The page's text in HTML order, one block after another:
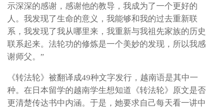
示深深的感谢，感谢他的教导，我成为了一个更好的
人。我发现了生命的意义，我能够和我的过去重新联
系，我发现了我从哪里来，我重新与我祖先家族的历史
联系起来。法轮功的修炼是一个美妙的发现，所以我感
谢师父。”
《转法轮》被翻译成49种文字发行，越南语是其中一
种。在日本留学的越南学生想知道《转法轮》原文是否
更清楚传达书中内涵。于是，她要求自己每天看一讲中